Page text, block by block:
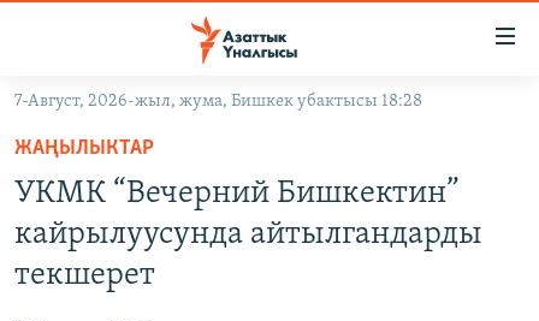
Навигацияга
өтүңүз
Издөөгө
салыңыз
КЫРГЫЗСТАН
УКРАИНА
7-Август, 2026-жыл, жума, Бишкек убактысы 18:28
ЖАҢЫЛЫКТАР
УКМК “Вечерний Бишкектин”
кайрылуусунда айтылгандарды
текшерет